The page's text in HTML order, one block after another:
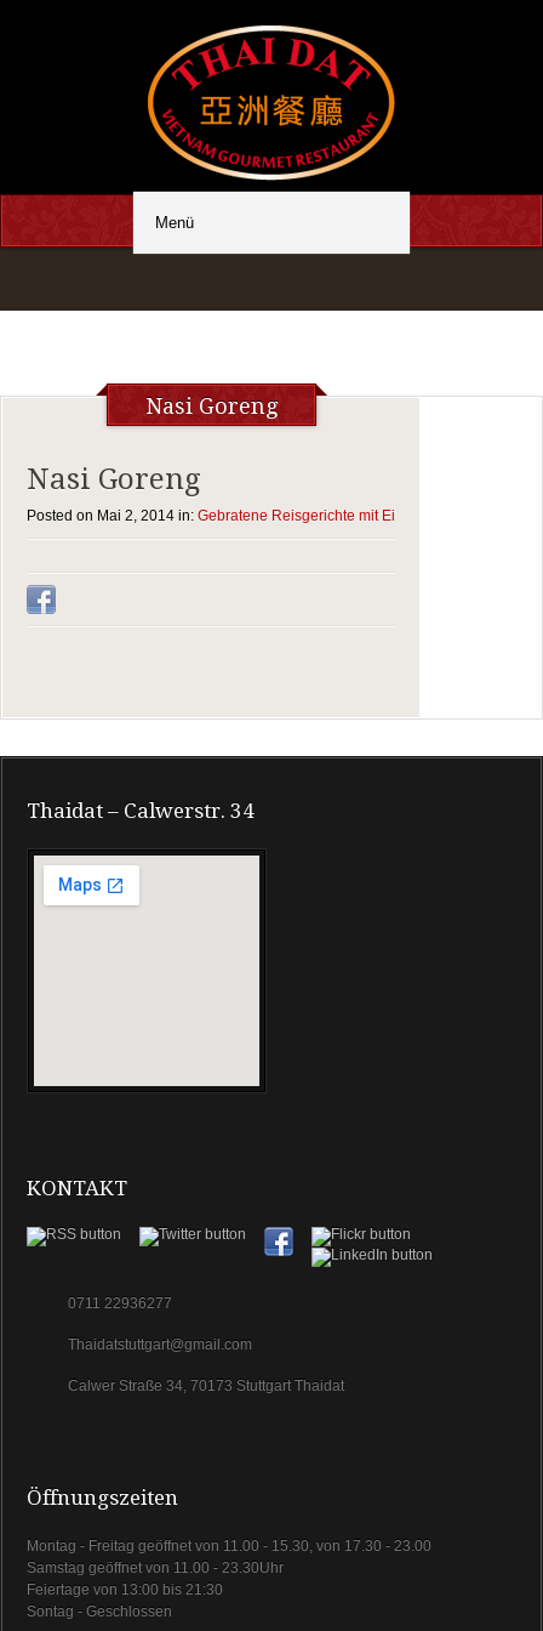
Nasi Goreng
Nasi Goreng
Posted on Mai 2, 2014 in: Gebratene Reisgerichte mit Ei
Thaidat – Calwerstr. 34
KONTAKT
0711 22936277
Thaidatstuttgart@gmail.com
Calwer Straße 34, 70173 Stuttgart Thaidat
Öffnungszeiten
Montag - Freitag geöffnet von 11.00 - 15.30, von 17.30 - 23.00
Samstag geöffnet von 11.00 - 23.30Uhr
Feiertage von 13:00 bis 21:30
Sontag - Geschlossen